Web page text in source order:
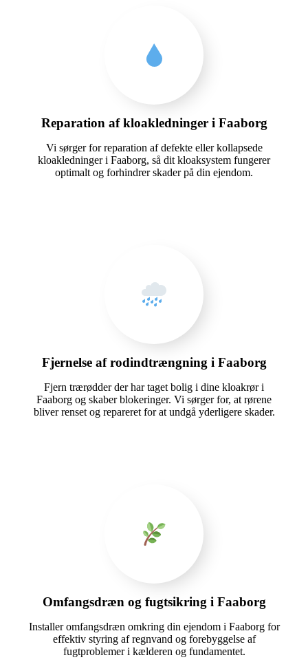
Reparation af kloakledninger i Faaborg
Vi sørger for reparation af defekte eller kollapsede
kloakledninger i Faaborg, så dit kloaksystem fungerer
optimalt og forhindrer skader på din ejendom.
Fjernelse af rodindtrængning i Faaborg
Fjern trærødder der har taget bolig i dine kloakrør i
Faaborg og skaber blokeringer. Vi sørger for, at rørene
bliver renset og repareret for at undgå yderligere skader.
Omfangsdræn og fugtsikring i Faaborg
Installer omfangsdræn omkring din ejendom i Faaborg for
effektiv styring af regnvand og forebyggelse af
fugtproblemer i kælderen og fundamentet.